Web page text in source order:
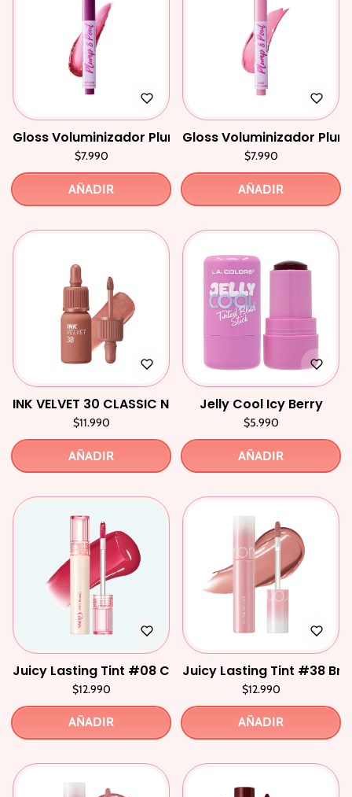
Gloss Voluminizador Plumping Lip Gloss Devotion
$7.990
AÑADIR
Gloss Voluminizador
$7.990
AÑADIR
INK VELVET 30 CLASSIC NUDE
$11.990
AÑADIR
Jelly Cool Icy Berry
$5.990
AÑADIR
Juicy Lasting Tint #08 Cherry Up
$12.990
AÑADIR
Juicy Lasting Tint #38
$12.990
AÑADIR